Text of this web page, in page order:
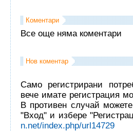
Коментари
Все още няма коментари
Нов коментар
Само регистрирани
вече имате регистрация
В противен случай
"Вход" и избере
n.net/index.php/url14729